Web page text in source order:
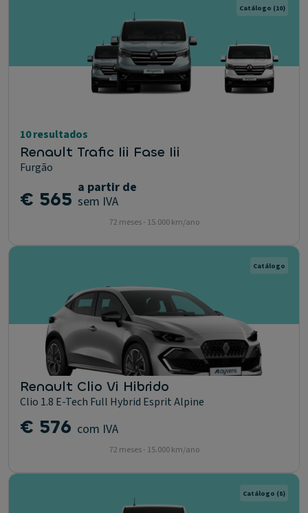
Catálogo (10)
10 resultados
Renault Trafic Iii Fase Iii
Furgão
€ 565 a partir de
sem IVA
72 meses - 15.000 km/ano
Catálogo
Renault Clio Vi Hibrido
Clio 1.8 E-Tech Full Hybrid Esprit Alpine
€ 576 com IVA
72 meses - 15.000 km/ano
Catálogo (8)